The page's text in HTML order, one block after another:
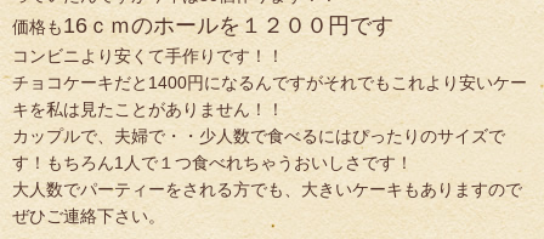
価格も16ｃｍのホールを１２００円です
コンビニより安くて手作りです！！
チョコケーキだと1400円になるんですがそれでもこれより安いケー
キを私は見たことがありません！！
カップルで、夫婦で・・少人数で食べるにはぴったりのサイズで
す！もちろん1人で１つ食べれちゃうおいしさです！
大人数でパーティーをされる方でも、大きいケーキもありますので
ぜひご連絡下さい。